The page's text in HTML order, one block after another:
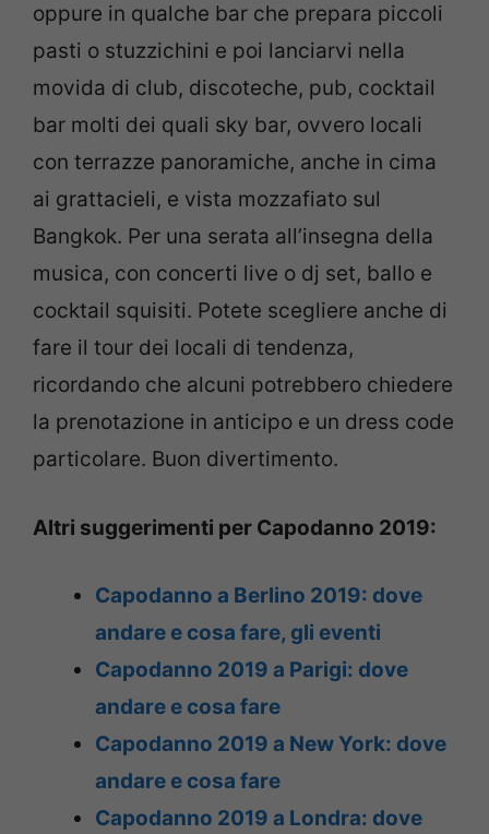
oppure in qualche bar che prepara piccoli
pasti o stuzzichini e poi lanciarvi nella
movida di club, discoteche, pub, cocktail
bar molti dei quali sky bar, ovvero locali
con terrazze panoramiche, anche in cima
ai grattacieli, e vista mozzafiato sul
Bangkok. Per una serata all’insegna della
musica, con concerti live o dj set, ballo e
cocktail squisiti. Potete scegliere anche di
fare il tour dei locali di tendenza,
ricordando che alcuni potrebbero chiedere
la prenotazione in anticipo e un dress code
particolare. Buon divertimento.
Altri suggerimenti per Capodanno 2019:
Capodanno a Berlino 2019: dove
andare e cosa fare, gli eventi
Capodanno 2019 a Parigi: dove
andare e cosa fare
Capodanno 2019 a New York: dove
andare e cosa fare
Capodanno 2019 a Londra: dove